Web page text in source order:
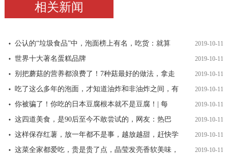
相关新闻
公认的“垃圾食品”中，泡面榜上有名，吃货：就算 2019-10-11
世界十大著名蛋糕品牌 2019-10-11
别把蘑菇的营养都浪费了！7种菇最好的做法，拿走 2019-10-11
吃了这么多年的泡面，才知道油炸和非油炸之间，有 2019-10-11
你被骗了！你吃的日本豆腐根本就不是豆腐！| 每 2019-10-11
这四道美食，是90后至今不敢尝试的，网友：热巴 2019-10-11
这样保存红薯，放一年都不是事，越放越甜，赶快学 2019-10-11
这菜全家都爱吃，贵是贵了点，晶莹发亮香软美味， 2019-10-11